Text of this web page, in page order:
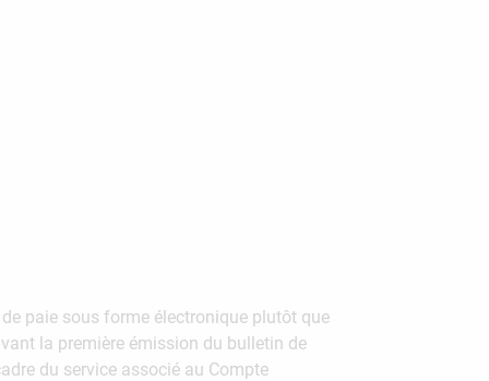
paie sous forme électronique plutôt que
la première émission du bulletin de
du service associé au Compte